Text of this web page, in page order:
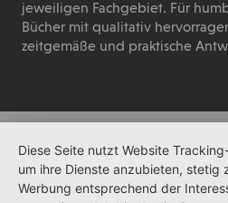
jeweiligen Fachgebiet. Für
Bücher mit qualitativ
zeitgemäße und praktische
Diese Seite nutzt Website
um ihre Dienste anzubieten, stetig
Werbung entsprechend der